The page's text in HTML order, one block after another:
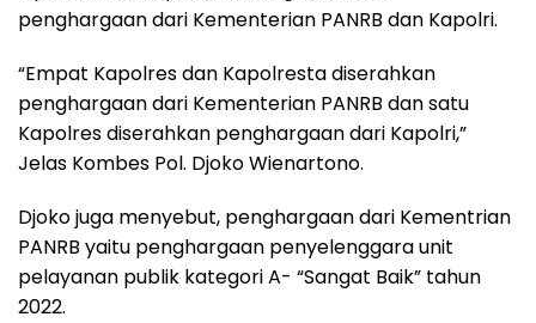
penghargaan dari Kementerian PANRB dan Kapolri.
“Empat Kapolres dan Kapolresta diserahkan
penghargaan dari Kementerian PANRB dan satu
Kapolres diserahkan penghargaan dari Kapolri,”
Jelas Kombes Pol. Djoko Wienartono.
Djoko juga menyebut, penghargaan dari Kementrian
PANRB yaitu penghargaan penyelenggara unit
pelayanan publik kategori A- “Sangat Baik” tahun
2022.